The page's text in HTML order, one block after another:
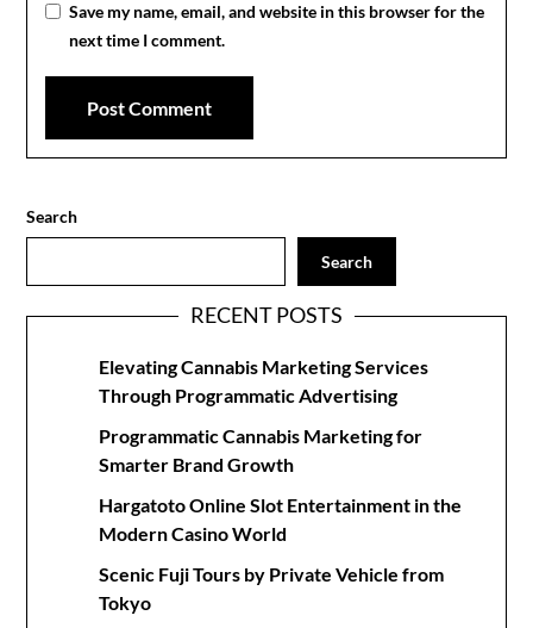
Save my name, email, and website in this browser for the
next time I comment.
Search
Search
RECENT POSTS
Elevating Cannabis Marketing Services
Through Programmatic Advertising
Programmatic Cannabis Marketing for
Smarter Brand Growth
Hargatoto Online Slot Entertainment in the
Modern Casino World
Scenic Fuji Tours by Private Vehicle from
Tokyo